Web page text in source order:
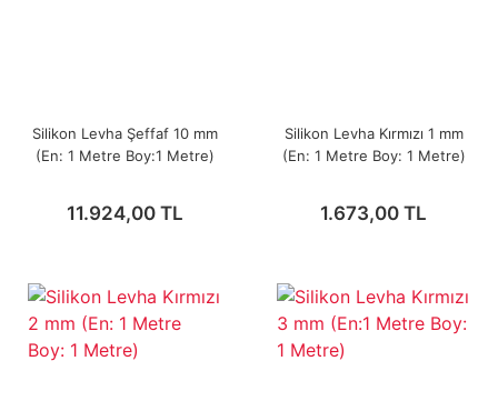
Silikon Levha Şeffaf 10 mm
(En: 1 Metre Boy:1 Metre)
11.924,00 TL
Silikon Levha Kırmızı 1 mm
(En: 1 Metre Boy: 1 Metre)
1.673,00 TL